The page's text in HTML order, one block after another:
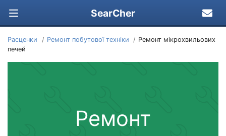
SearCher
Расценки Ремонт побутової техніки
Ремонт мікрохвильових
печей
Ремонт